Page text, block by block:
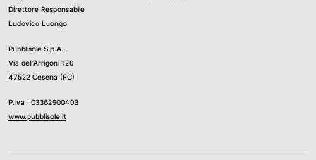
Direttore Responsabile
Ludovico Luongo
Pubblisole S.p.A.
Via dell’Arrigoni 120
47522 Cesena (FC)
P.iva : 03362900403
www.pubblisole.it